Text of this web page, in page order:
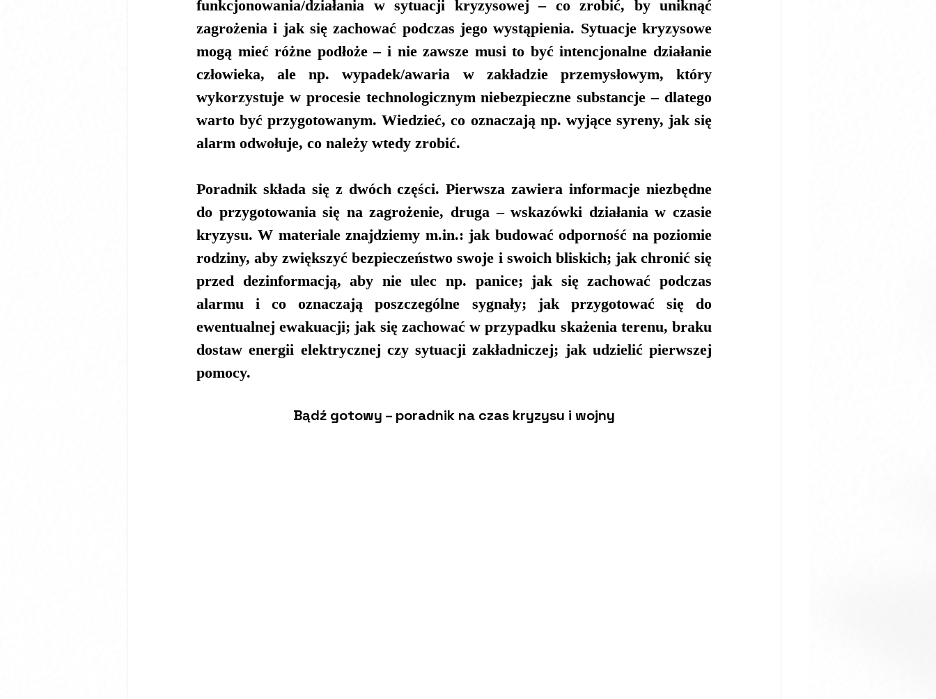
funkcjonowania/działania w sytuacji kryzysowej – co zrobić, by uniknąć
zagrożenia i jak się zachować podczas jego wystąpienia. Sytuacje kryzysowe
mogą mieć różne podłoże – i nie zawsze musi to być intencjonalne działanie
człowieka, ale np. wypadek/awaria w zakładzie przemysłowym, który
wykorzystuje w procesie technologicznym niebezpieczne substancje – dlatego
warto być przygotowanym. Wiedzieć, co oznaczają np. wyjące syreny, jak się
alarm odwołuje, co należy wtedy zrobić.
Poradnik składa się z dwóch części. Pierwsza zawiera informacje niezbędne
do przygotowania się na zagrożenie, druga – wskazówki działania w czasie
kryzysu. W materiale znajdziemy m.in.: jak budować odporność na poziomie
rodziny, aby zwiększyć bezpieczeństwo swoje i swoich bliskich; jak chronić się
przed dezinformacją, aby nie ulec np. panice; jak się zachować podczas
alarmu i co oznaczają poszczególne sygnały; jak przygotować się do
ewentualnej ewakuacji; jak się zachować w przypadku skażenia terenu, braku
dostaw energii elektrycznej czy sytuacji zakładniczej; jak udzielić pierwszej
pomocy.
Bądź gotowy – poradnik na czas kryzysu i wojny